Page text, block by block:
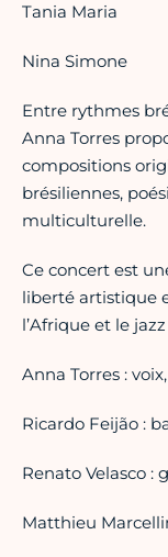
Tania Maria
Nina Simone
Entre rythmes
Anna Torres
compositions
brésiliennes,
multiculturelle.
Ce concert est
liberté artistique
l’Afrique et le
Anna Torres :
Ricardo Feijão :
Renato Velasco :
Matthieu